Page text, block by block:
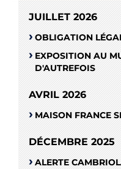
JUILLET 2026
OBLIGATION
EXPOSITION AU
D'AUTREFOIS
AVRIL 2026
MAISON FRANCE
DÉCEMBRE 2025
ALERTE